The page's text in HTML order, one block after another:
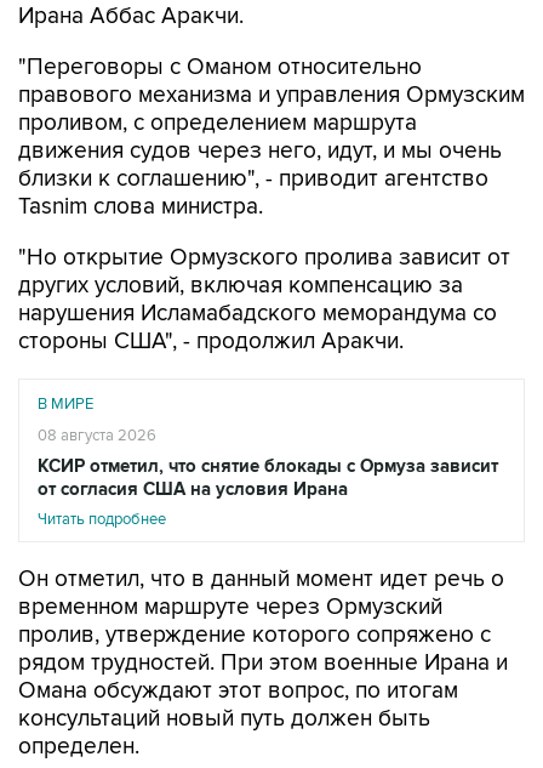
Ирана Аббас Аракчи.
"Переговоры с Оманом относительно
правового механизма и управления Ормузским
проливом, с определением маршрута
движения судов через него, идут, и мы очень
близки к соглашению", - приводит агентство
Tasnim слова министра.
"Но открытие Ормузского пролива зависит от
других условий, включая компенсацию за
нарушения Исламабадского меморандума со
стороны США", - продолжил Аракчи.
В МИРЕ
08 августа 2026
КСИР отметил, что снятие блокады с Ормуза зависит
от согласия США на условия Ирана
Читать подробнее
Он отметил, что в данный момент идет речь о
временном маршруте через Ормузский
пролив, утверждение которого сопряжено с
рядом трудностей. При этом военные Ирана и
Омана обсуждают этот вопрос, по итогам
консультаций новый путь должен быть
определен.